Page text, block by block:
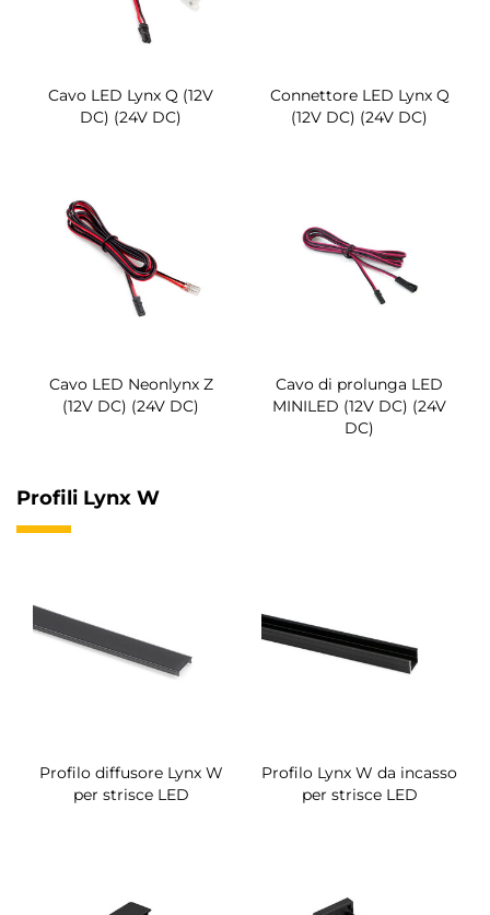
Cavo LED Lynx Q (12V
DC) (24V DC)
Connettore LED Lynx Q
(12V DC) (24V DC)
Cavo LED Neonlynx Z
(12V DC) (24V DC)
Cavo di prolunga LED
MINILED (12V DC) (24V
DC)
Profili Lynx W
Profilo diffusore Lynx W
per strisce LED
Profilo Lynx W da incasso
per strisce LED